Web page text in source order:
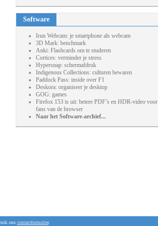
Software
Irun Webcam: je smartphone als webcam
3D Mark: benchmark
Anki: Flashcards om te studeren
Cortices: verminder je stress
Hypersnap: schermafdruk
Indigenous Collections: culturen bewaren
Paddock Pass: inside over F1
Deskora: organiseer je desktop
GOG: games
Firefox 153 is uit: betere PDF’s en HDR-video voor
fans van de browser
Naar het Software-archief...
ons contactformulier.